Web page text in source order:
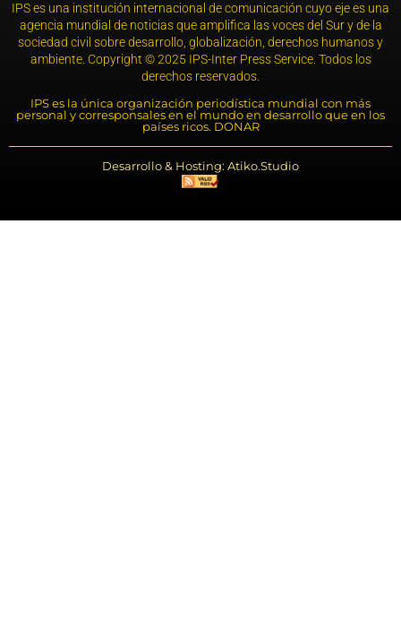
IPS es una institución internacional de comunicación cuyo eje es una
agencia mundial de noticias que amplifica las voces del Sur y de la
sociedad civil sobre desarrollo, globalización, derechos humanos y
ambiente. Copyright © 2025 IPS-Inter Press Service. Todos los
derechos reservados.
IPS es la única organización periodística mundial con más
personal y corresponsales en el mundo en desarrollo que en los
países ricos. DONAR
Desarrollo & Hosting: Atiko.Studio